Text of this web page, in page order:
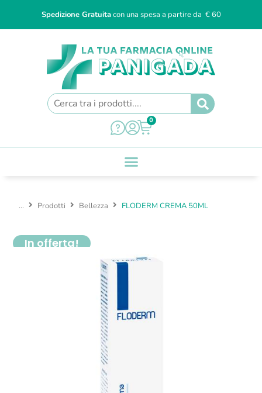
Spedizione Gratuitacon una spesa a partire da € 60
0
... Prodotti Bellezza FLODERM CREMA 50ML
In offerta!